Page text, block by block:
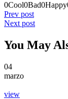
0Cool0Bad0Happy
Prev post
Next post
You May
04
marzo
view